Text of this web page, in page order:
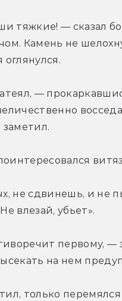
тяжкие! — сказал
Камень не
оглянулся.
—
заметил.
не сдвинешь, и не
влезай, убьет».
первому, —
на нем
только